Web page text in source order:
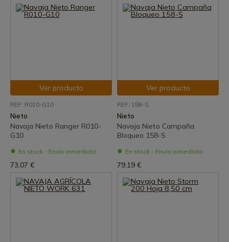
Ver producto
REF: R010-G10
Nieto
Navaja Nieto Ranger R010-
G10
En stock - Envío inmediato
73,07 €
Ver producto
REF: 158-S
Nieto
Navaja Nieto Campaña
Bloqueo 158-S
En stock - Envío inmediato
79,19 €